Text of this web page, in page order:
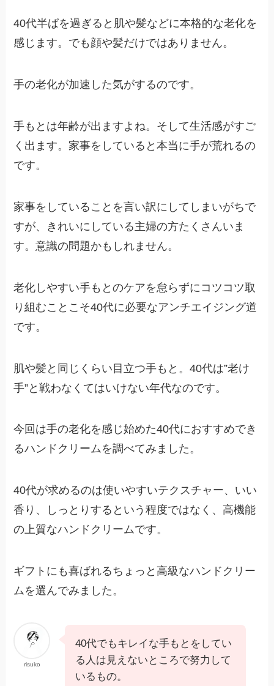
40代半ばを過ぎると肌や髪などに本格的な老化を
感じます。でも顔や髪だけではありません。
手の老化が加速した気がするのです。
手もとは年齢が出ますよね。そして生活感がすご
く出ます。家事をしていると本当に手が荒れるの
です。
家事をしていることを言い訳にしてしまいがちで
すが、きれいにしている主婦の方たくさんいま
す。意識の問題かもしれません。
老化しやすい手もとのケアを怠らずにコツコツ取
り組むことこそ40代に必要なアンチエイジング道
です。
肌や髪と同じくらい目立つ手もと。40代は”老け
手”と戦わなくてはいけない年代なのです。
今回は手の老化を感じ始めた40代におすすめでき
るハンドクリームを調べてみました。
40代が求めるのは使いやすいテクスチャー、いい
香り、しっとりする という程度ではなく、 高機能
の上質なハンドクリームです。
ギフトにも喜ばれるちょっと高級なハンドクリー
ムを選んでみました。
risuko
40代でもキレイな手もとをしてい
る人は見えないところで努力して
いるもの。